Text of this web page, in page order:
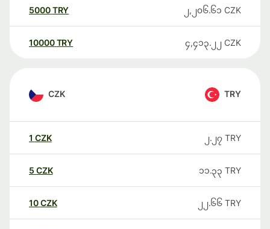
5000TRY ၂,၂၀၆.၆၁ CZK
10000 TRY ၄,၄၁၃.၂၂ CZK
CZK TRY
1 CZK ၂.၂၇ TRY
5 CZK ၁၁.၃၃ TRY
10CZK ၂၂.၆၆ TRY